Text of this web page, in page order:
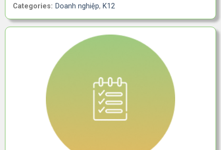
Categories: Doanh nghiệp, K12